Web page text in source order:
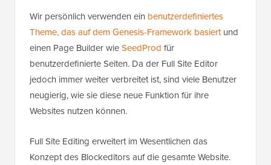
Wir persönlich verwenden ein benutzerdefiniertes
Theme, das auf dem Genesis-Framework basiertund
einen Page Builder wieSeedProd für
benutzerdefinierte Seiten. Da der Full Site Editor
jedoch immer weiter verbreitet ist, sind viele Benutzer
neugierig, wie sie diese neue Funktion für ihre
Websites nutzen können.
Full Site Editing erweitert im Wesentlichen das
Konzept des Blockeditors auf die gesamte Website.